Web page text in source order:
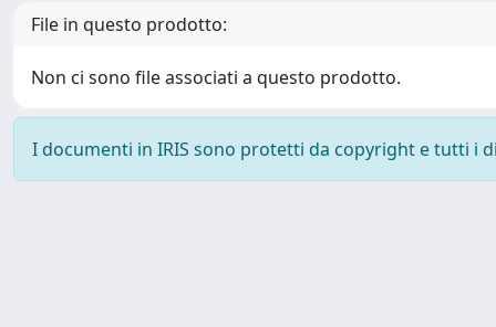
File in questo prodotto:
Non ci sono file associati a questo prodotto.
I documenti in IRIS sono protetti da copyright e tutti i